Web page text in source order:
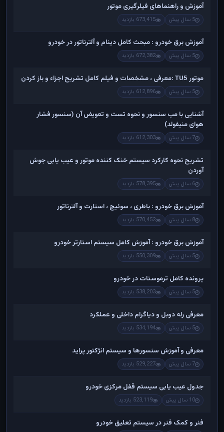
آموزش و راهنماهای فیلرگیری موتور
5 سال پیش 673,415 بازدید
آموزش برق خودرو : مبحث کامل دینام و آلترناتور در خودرو
5 سال پیش 672,382 بازدید
موتور TU5 :معرفی ، مشخصات و فیلم کامل تشریح اجزاء و باز کردن
5 سال پیش 612,896 بازدید
آشنایی با مپ سنسور و نحوه تست و تعویض آن (سنسور فشار
هوای منیفولد)
7 سال پیش 612,303 بازدید
تشریح نحوه کارکرد سیستم خنک کننده موتور و عیب یابی جوش
آوردن
6 سال پیش 578,395 بازدید
آموزش برق خودرو : باطری ، سوئیچ ، استارت و آلترناتور
8 سال پیش 570,452 بازدید
آموزش برق خودرو : آموزش کامل سیستم استارتر خودرو
5 سال پیش 550,309 بازدید
پرونده کامل ترموستات در خودرو
5 سال پیش 538,203 بازدید
معرفی رله دوبل و دیاگرام داخلی و عملکرد
5 سال پیش 534,194 بازدید
معرفی و آموزش سنسورها و سیستم انژکتور پراید
7 سال پیش 529,227 بازدید
جدول عیب یابی سیستم قفل مرکزی خودرو
10 سال پیش 523,119 بازدید
فنر و کمک فنر در سیستم تعلیق خودرو